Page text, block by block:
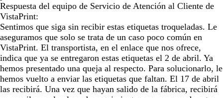
Respuesta del equipo de Servicio de Atención al Cliente de
VistaPrint:
Sentimos que siga sin recibir estas etiquetas troqueladas. Le
aseguramos que solo se trata de un caso poco común en
VistaPrint. El transportista, en el enlace que nos ofrece,
indica que ya se entregaron estas etiquetas el 2 de abril. Ya
hemos presentado una queja al respecto. Para solucionarlo, le
hemos vuelto a enviar las etiquetas que faltan. El 17 de abril
las recibirá. Una vez que hayan salido de la fábrica, recibirá